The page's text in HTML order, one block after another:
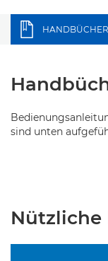
HANDBÜCHER
sind unten
Nützliche